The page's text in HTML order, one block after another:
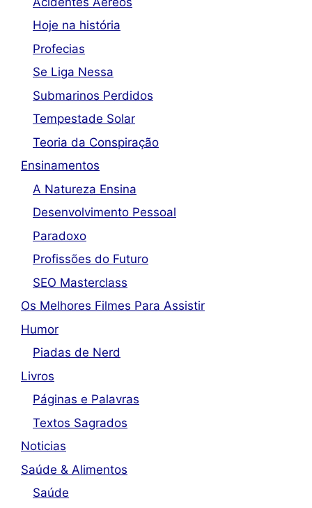
Hoje na história
Profecias
Se Liga Nessa
Submarinos Perdidos
Tempestade Solar
Teoria da Conspiração
Ensinamentos
A Natureza Ensina
Desenvolvimento Pessoal
Paradoxo
Profissões do Futuro
SEO Masterclass
Os Melhores Filmes Para Assistir
Humor
Piadas de Nerd
Livros
Páginas e Palavras
Textos Sagrados
Noticias
Saúde & Alimentos
Saúde